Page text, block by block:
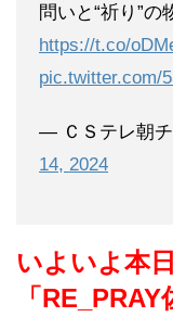
問いと“祈り”の
https://t.co/
pic.twitter.com/
— ＣＳテレ朝
14, 2024
いよいよ本
「